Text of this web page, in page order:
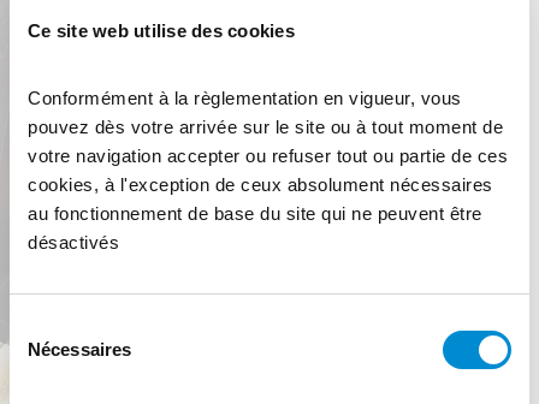
Ce site web utilise des cookies
Conformément à la règlementation en vigueur, vous
pouvez dès votre arrivée sur le site ou à tout moment de
votre navigation accepter ou refuser tout ou partie de ces
cookies, à l'exception de ceux absolument nécessaires
au fonctionnement de base du site qui ne peuvent être
désactivés
Nécessaires